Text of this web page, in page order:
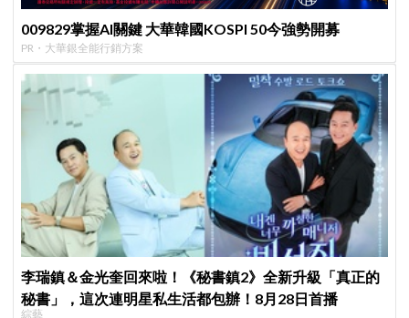
009829掌握AI關鍵 大華韓國KOSPI 50今強勢開募
PR・大華銀全能行銷方案
李瑞鎮＆金光奎回來啦！《秘書鎮2》全新升級「真正的
秘書」，這次連明星私生活都包辦！8月28日首播
綜藝